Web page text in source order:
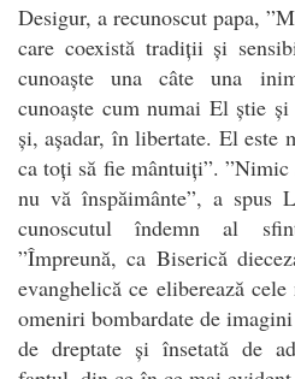
Desigur, a recunoscut papa,
care coexistă tradiții și
cunoaște una câte una
cunoaște cum numai El știe
și, așadar, în libertate. El
ca toți să fie mântuiți”.
nu vă înspăimânte”, a spus
cunoscutul îndemn al
”Împreună, ca Biserică
evanghelică ce eliberează
omeniri bombardate de
de dreptate și însetată de